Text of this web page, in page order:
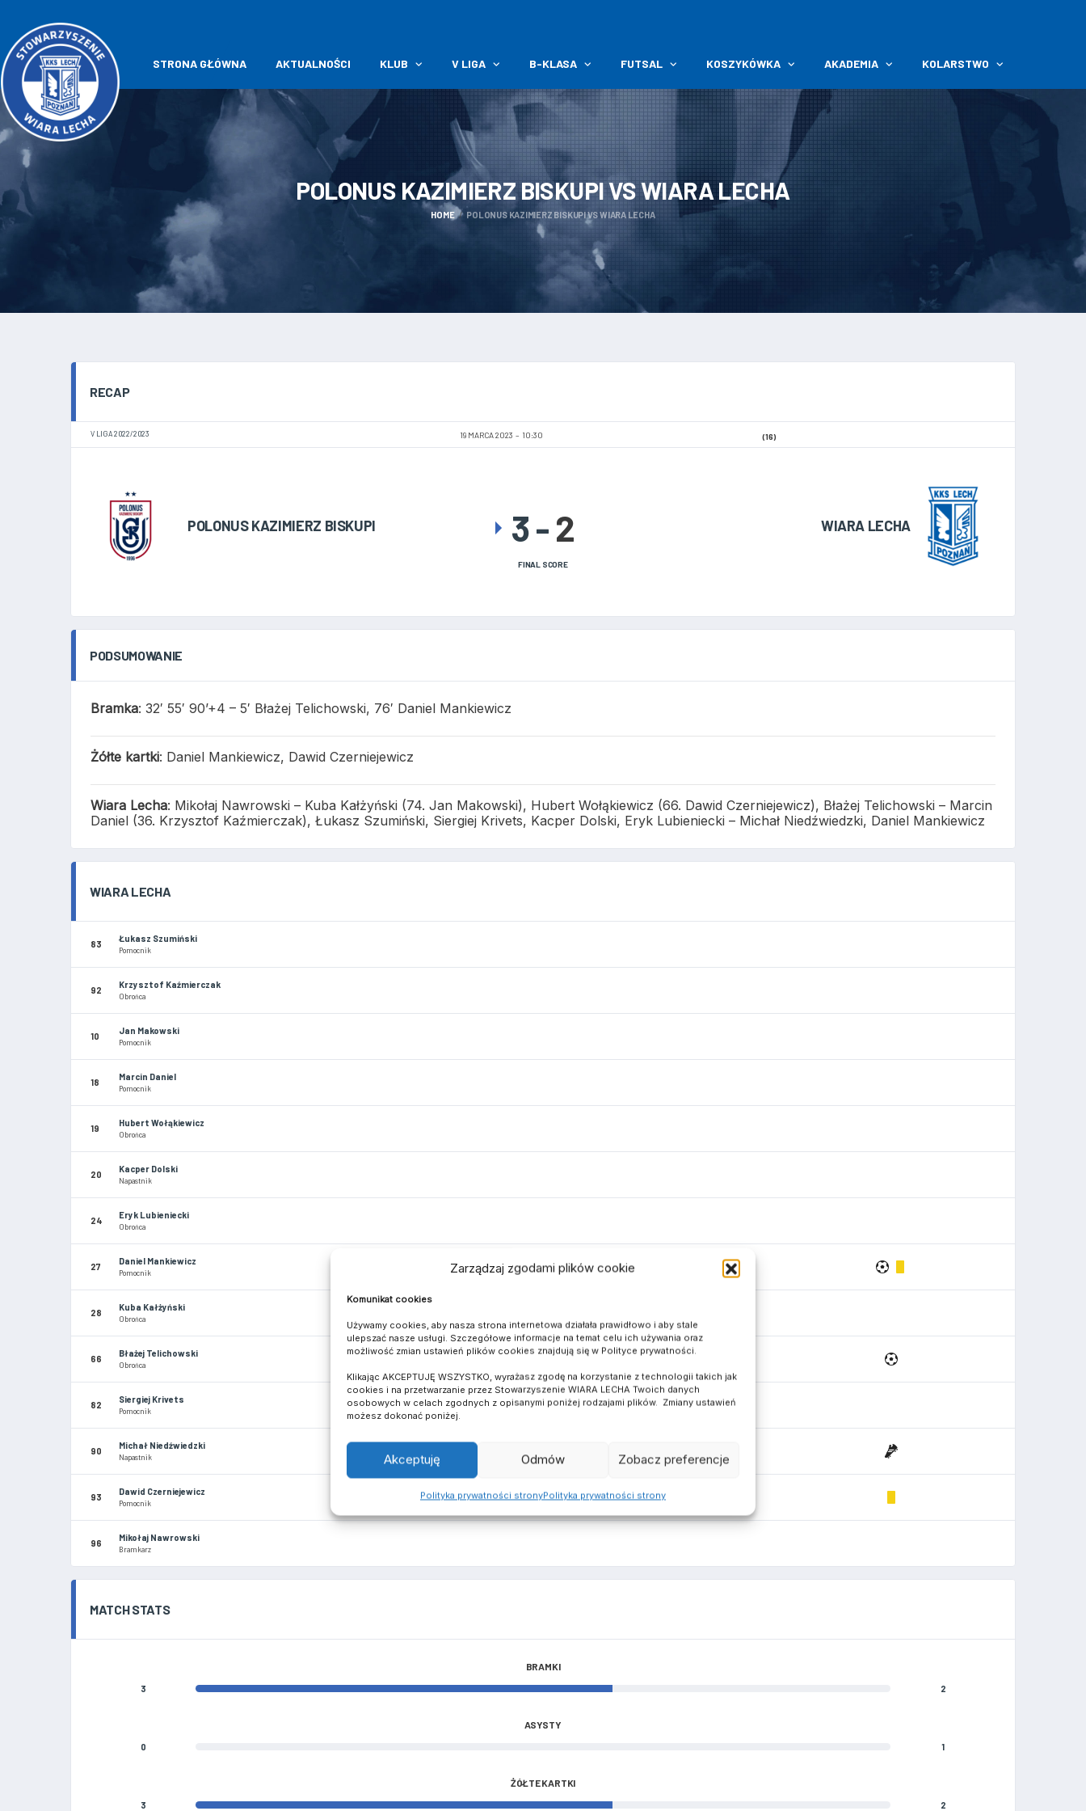
Zarządzaj zgodami plików cookie
Komunikat cookies
Używamy cookies, aby nasza strona internetowa działała prawidłowo i aby stale
ulepszać nasze usługi. Szczegółowe informacje na temat celu ich używania oraz
możliwość zmian ustawień plików cookies znajdują się w Polityce prywatności.
Klikając AKCEPTUJĘ WSZYSTKO, wyrażasz zgodę na korzystanie z technologii takich jak
cookies i na przetwarzanie przez Stowarzyszenie WIARA LECHA Twoich danych
osobowych w celach zgodnych z opisanymi poniżej rodzajami plików. Zmiany ustawień
możesz dokonać poniżej.
Akceptuję Odmów Zobacz preferencje
Polityka prywatności stronyPolityka prywatności strony
STRONA GŁÓWNA AKTUALNOŚCI KLUB V LIGA B-KLASA FUTSAL KOSZYKÓWKA AKADEMIA KOLARSTWO
POLONUS KAZIMIERZ BISKUPI VS WIARALECHA
HOME POLONUS KAZIMIERZ BISKUPI VS WIARA LECHA
RECAP
V LIGA 2022/2023 19 MARCA 2023 10:30 (16)
POLONUS KAZIMIERZ BISKUPI WIARA LECHA
3-2
FINAL SCORE
PODSUMOWANIE
Bramka: 32′ 55′ 90’+4 – 5′ Błażej Telichowski, 76′ Daniel Mankiewicz
Żółte kartki: Daniel Mankiewicz, Dawid Czerniejewicz
Wiara Lecha: Mikołaj Nawrowski – Kuba Kałżyński (74. Jan Makowski), Hubert Wołąkiewicz (66. Dawid Czerniejewicz), Błażej Telichowski – Marcin
Daniel (36. Krzysztof Kaźmierczak), Łukasz Szumiński, Siergiej Krivets, Kacper Dolski, Eryk Lubieniecki – Michał Niedźwiedzki, Daniel Mankiewicz
WIARA LECHA
83
Łukasz Szumiński
Pomocnik
92
Krzysztof Kaźmierczak
Obrońca
10
Jan Makowski
Pomocnik
18
Marcin Daniel
Pomocnik
19
Hubert Wołąkiewicz
Obrońca
20
Kacper Dolski
Napastnik
24
Eryk Lubieniecki
Obrońca
27
Daniel Mankiewicz
Pomocnik
28
Kuba Kałżyński
Obrońca
66
Błażej Telichowski
Obrońca
82
Siergiej Krivets
Pomocnik
90
Michał Niedźwiedzki
Napastnik
93
Dawid Czerniejewicz
Pomocnik
96
Mikołaj Nawrowski
Bramkarz
MATCH STATS
BRAMKI
3 2
ASYSTY
0 1
ŻÓŁTE KARTKI
3 2